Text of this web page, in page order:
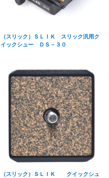
（スリック）ＳＬＩＫ スリック汎用ク
イックシュー ＤＳ－３０
（スリック）ＳＬＩＫ クイックシュ